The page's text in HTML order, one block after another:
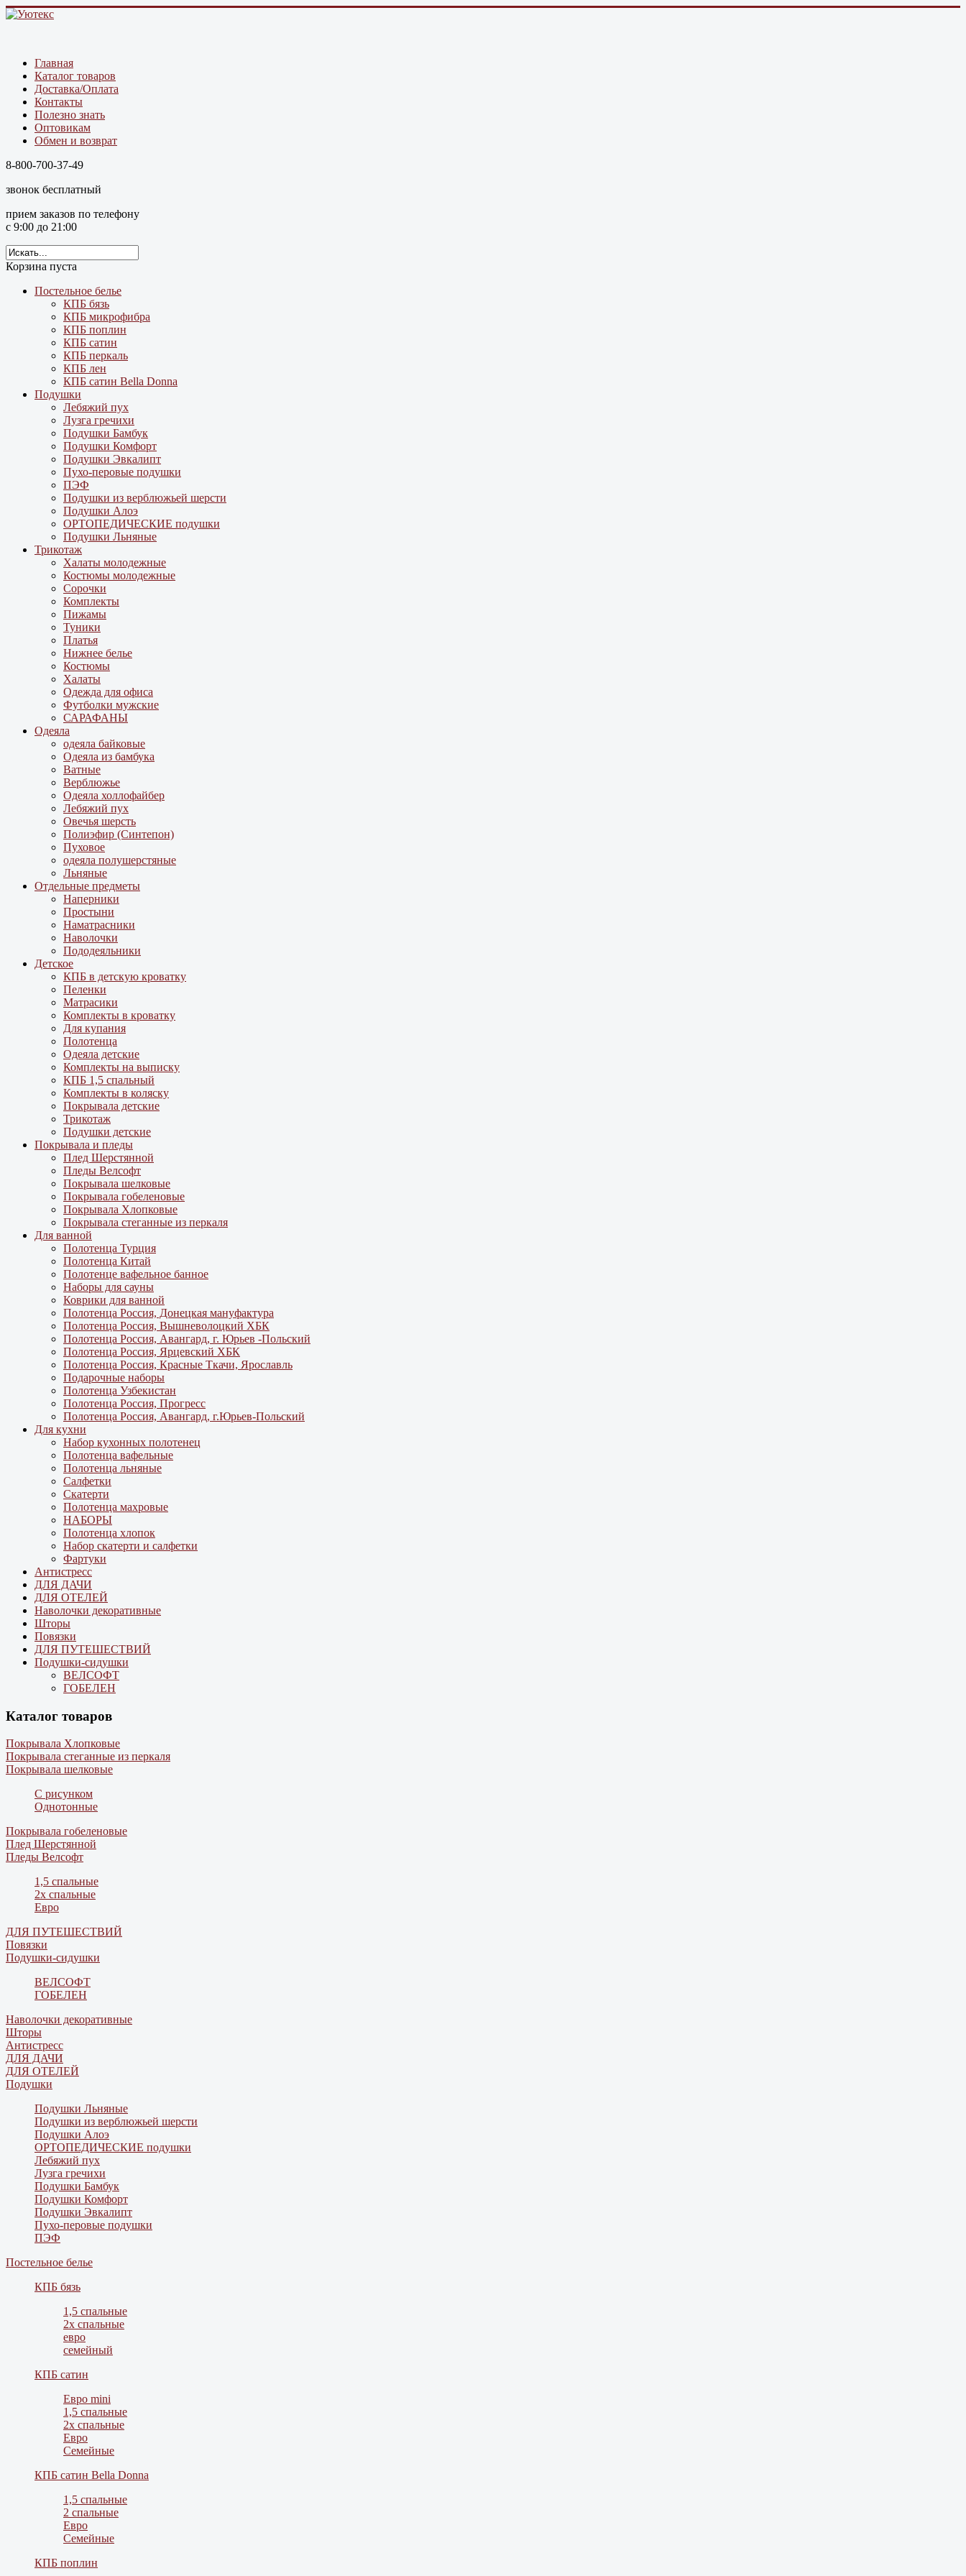
Главная
Каталог товаров
Доставка/Оплата
Контакты
Полезно знать
Оптовикам
Обмен и возврат
8-800-700-37-49
звонок бесплатный
прием заказов по телефону
с 9:00 до 21:00
Корзина пуста
Постельное белье
КПБ бязь
КПБ микрофибра
КПБ поплин
КПБ сатин
КПБ перкаль
КПБ лен
КПБ сатин Bella Donna
Подушки
Лебяжий пух
Лузга гречихи
Подушки Бамбук
Подушки Комфорт
Подушки Эвкалипт
Пухо-перовые подушки
ПЭФ
Подушки из верблюжьей шерсти
Подушки Алоэ
ОРТОПЕДИЧЕСКИЕ подушки
Подушки Льняные
Трикотаж
Халаты молодежные
Костюмы молодежные
Сорочки
Комплекты
Пижамы
Туники
Платья
Нижнее белье
Костюмы
Халаты
Одежда для офиса
Футболки мужские
САРАФАНЫ
Одеяла
одеяла байковые
Одеяла из бамбука
Ватные
Верблюжье
Одеяла холлофайбер
Лебяжий пух
Овечья шерсть
Полиэфир (Синтепон)
Пуховое
одеяла полушерстяные
Льняные
Отдельные предметы
Наперники
Простыни
Наматрасники
Наволочки
Пододеяльники
Детское
КПБ в детскую кроватку
Пеленки
Матрасики
Комплекты в кроватку
Для купания
Полотенца
Одеяла детские
Комплекты на выписку
КПБ 1,5 спальный
Комплекты в коляску
Покрывала детские
Трикотаж
Подушки детские
Покрывала и пледы
Плед Шерстянной
Пледы Велсофт
Покрывала шелковые
Покрывала гобеленовые
Покрывала Хлопковые
Покрывала стеганные из перкаля
Для ванной
Полотенца Турция
Полотенца Китай
Полотенце вафельное банное
Наборы для сауны
Коврики для ванной
Полотенца Россия, Донецкая мануфактура
Полотенца Россия, Вышневолоцкий ХБК
Полотенца Россия, Авангард, г. Юрьев -Польский
Полотенца Россия, Ярцевский ХБК
Полотенца Россия, Красные Ткачи, Ярославль
Подарочные наборы
Полотенца Узбекистан
Полотенца Россия, Прогресс
Полотенца Россия, Авангард, г.Юрьев-Польский
Для кухни
Набор кухонных полотенец
Полотенца вафельные
Полотенца льняные
Салфетки
Скатерти
Полотенца махровые
НАБОРЫ
Полотенца хлопок
Набор скатерти и салфетки
Фартуки
Антистресс
ДЛЯ ДАЧИ
ДЛЯ ОТЕЛЕЙ
Наволочки декоративные
Шторы
Повязки
ДЛЯ ПУТЕШЕСТВИЙ
Подушки-сидушки
ВЕЛСОФТ
ГОБЕЛЕН
Каталог товаров
Покрывала Хлопковые
Покрывала стеганные из перкаля
Покрывала шелковые
С рисунком
Однотонные
Покрывала гобеленовые
Плед Шерстянной
Пледы Велсофт
1,5 спальные
2х спальные
Евро
ДЛЯ ПУТЕШЕСТВИЙ
Повязки
Подушки-сидушки
ВЕЛСОФТ
ГОБЕЛЕН
Наволочки декоративные
Шторы
Антистресс
ДЛЯ ДАЧИ
ДЛЯ ОТЕЛЕЙ
Подушки
Подушки Льняные
Подушки из верблюжьей шерсти
Подушки Алоэ
ОРТОПЕДИЧЕСКИЕ подушки
Лебяжий пух
Лузга гречихи
Подушки Бамбук
Подушки Комфорт
Подушки Эвкалипт
Пухо-перовые подушки
ПЭФ
Постельное белье
КПБ бязь
1,5 спальные
2х спальные
евро
семейный
КПБ сатин
Евро mini
1,5 спальные
2х спальные
Евро
Семейные
КПБ сатин Bella Donna
1,5 спальные
2 спальные
Евро
Семейные
КПБ поплин